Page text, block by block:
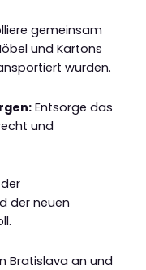
gemeinsam
und Kartons
wurden.
Entsorge das
und
der neuen
Bratislava an und